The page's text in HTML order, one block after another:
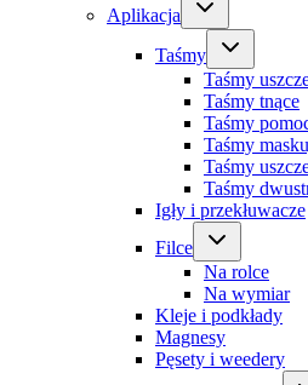
Aplikacja
Taśmy
Taśmy
Taśmy tnące
Taśmy
Taśmy
Taśmy
Taśmy
Igły i przekłuwacze
Filce
Na rolce
Na wymiar
Kleje i podkłady
Magnesy
Pęsety i weedery